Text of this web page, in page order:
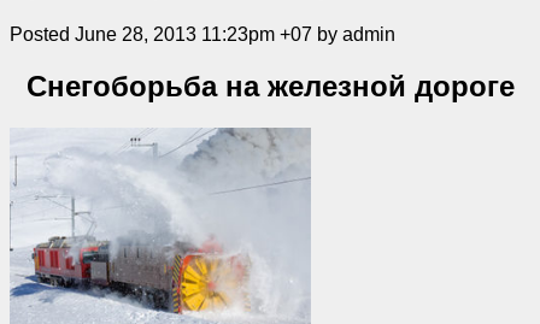
Posted June 28, 2013 11:23pm +07 by admin
Снегоборьба на железной дороге